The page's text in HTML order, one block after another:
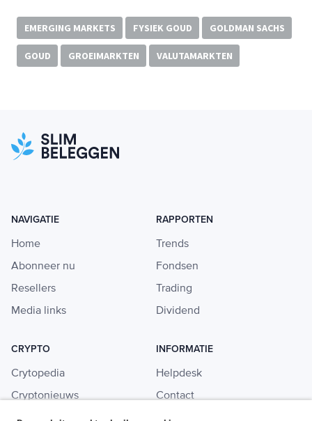
EMERGING MARKETS FYSIEK GOUD GOLDMAN SACHS
GOUD GROEIMARKTEN VALUTAMARKTEN
NAVIGATIE
Home
Abonneer nu
Resellers
Media links
RAPPORTEN
Trends
Fondsen
Trading
Dividend
CRYPTO
Crytopedia
Cryptonieuws
Crypto koopgids
INFORMATIE
Helpdesk
Contact
Adverteren